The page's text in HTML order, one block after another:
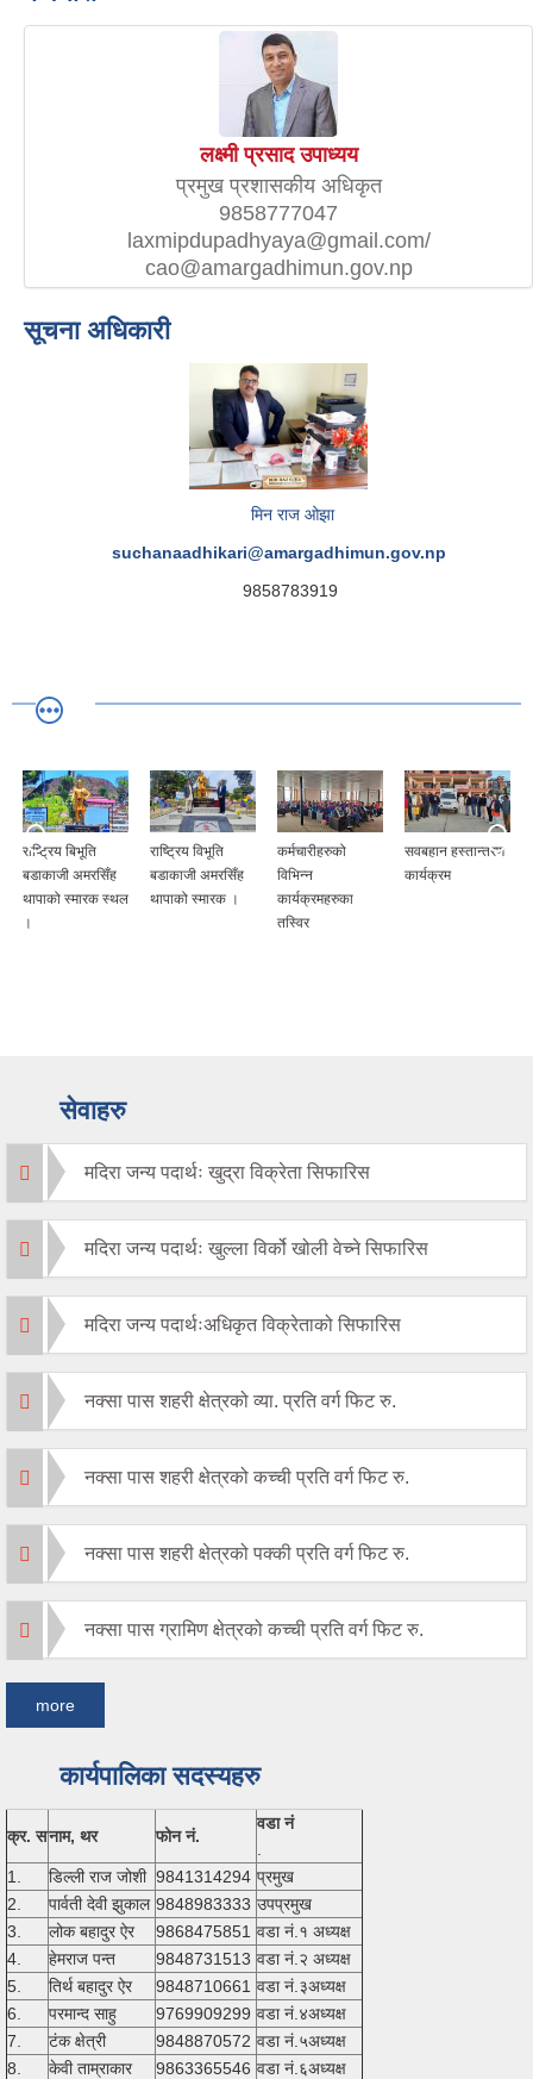
लक्ष्मी प्रसाद उपाध्यय
प्रमुख प्रशासकीय अधिकृत
9858777047
laxmipdupadhyaya@gmail.com/
cao@amargadhimun.gov.np
सूचना अधिकारी
मिन राज ओझा
suchanaadhikari@amargadhimun.gov.np
9858783919
राष्ट्रिय बिभूति
बडाकाजी अमरसिँह
थापाको स्मारक स्थल
।
राष्ट्रिय विभूति
बडाकाजी अमरसिँह
थापाको स्मारक ।
कर्मचारीहरुको
विभिन्न
कार्यक्रमहरुका
तस्विर
सवबहान हस्तान्तरण
कार्यक्रम
सेवाहरु
मदिरा जन्य पदार्थः खुद्रा विक्रेता सिफारिस
मदिरा जन्य पदार्थः खुल्ला विर्को खोली वेच्ने सिफारिस
मदिरा जन्य पदार्थःअधिकृत विक्रेताको सिफारिस
नक्सा पास शहरी क्षेत्रको व्या. प्रति वर्ग फिट रु.
नक्सा पास शहरी क्षेत्रको कच्ची प्रति वर्ग फिट रु.
नक्सा पास शहरी क्षेत्रको पक्की प्रति वर्ग फिट रु.
नक्सा पास ग्रामिण क्षेत्रको कच्ची प्रति वर्ग फिट रु.
more
कार्यपालिका सदस्यहरु
क्र. सनाम, थर फोन नं.
वडा नं
1.
डिल्ली राज जोशी 9841314294 प्रमुख
2.
पार्वती देवी झुकाल 9848983333 उपप्रमुख
3.
लोक बहादुर ऐर 9868475851 वडा नं.१ अध्यक्ष
4.
हेमराज पन्त 9848731513 वडा नं.२ अध्यक्ष
5.
तिर्थ बहादुर ऐर 9848710661 वडा नं.३अध्यक्ष
6.
परमान्द साहु 9769909299 वडा नं.४अध्यक्ष
7.
टंक क्षेत्री 9848870572 वडा नं.५अध्यक्ष
8.
केवी ताम्राकार 9863365546 वडा नं.६अध्यक्ष